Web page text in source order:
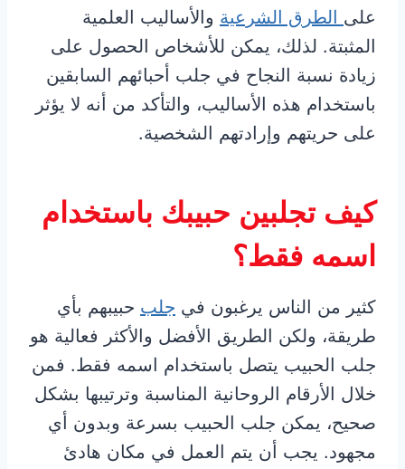
على الطرق الشرعية والأساليب العلمية
المثبتة. لذلك، يمكن للأشخاص الحصول على
زيادة نسبة النجاح في جلب أحبائهم السابقين
باستخدام هذه الأساليب، والتأكد من أنه لا يؤثر
على حريتهم وإرادتهم الشخصية.
كيف تجلبين حبيبك باستخدام
اسمه فقط؟
كثير من الناس يرغبون في جلب حبيبهم بأي
طريقة، ولكن الطريق الأفضل والأكثر فعالية هو
جلب الحبيب يتصل باستخدام اسمه فقط. فمن
خلال الأرقام الروحانية المناسبة وترتيبها بشكل
صحيح، يمكن جلب الحبيب بسرعة وبدون أي
مجهود. يجب أن يتم العمل في مكان هادئ